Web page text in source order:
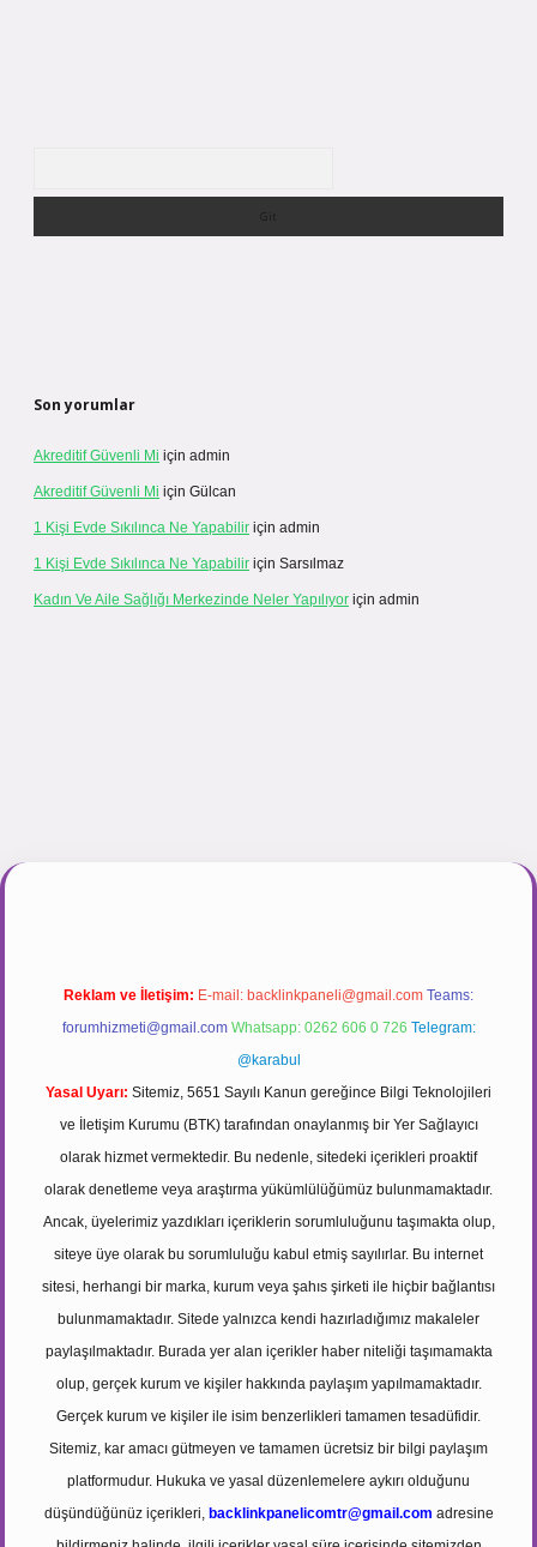
Son yorumlar
Akreditif Güvenli Mi için admin
Akreditif Güvenli Mi için Gülcan
1 Kişi Evde Sıkılınca Ne Yapabilir için admin
1 Kişi Evde Sıkılınca Ne Yapabilir için Sarsılmaz
Kadın Ve Aile Sağlığı Merkezinde Neler Yapılıyor için admin
Reklam ve İletişim: E-mail: backlinkpaneli@gmail.com Teams:
forumhizmeti@gmail.com Whatsapp: 0262 606 0 726 Telegram:
@karabul
Yasal Uyarı: Sitemiz, 5651 Sayılı Kanun gereğince Bilgi Teknolojileri
ve İletişim Kurumu (BTK) tarafından onaylanmış bir Yer Sağlayıcı
olarak hizmet vermektedir. Bu nedenle, sitedeki içerikleri proaktif
olarak denetleme veya araştırma yükümlülüğümüz bulunmamaktadır.
Ancak, üyelerimiz yazdıkları içeriklerin sorumluluğunu taşımakta olup,
siteye üye olarak bu sorumluluğu kabul etmiş sayılırlar. Bu internet
sitesi, herhangi bir marka, kurum veya şahıs şirketi ile hiçbir bağlantısı
bulunmamaktadır. Sitede yalnızca kendi hazırladığımız makaleler
paylaşılmaktadır. Burada yer alan içerikler haber niteliği taşımamakta
olup, gerçek kurum ve kişiler hakkında paylaşım yapılmamaktadır.
Gerçek kurum ve kişiler ile isim benzerlikleri tamamen tesadüfidir.
Sitemiz, kar amacı gütmeyen ve tamamen ücretsiz bir bilgi paylaşım
platformudur. Hukuka ve yasal düzenlemelere aykırı olduğunu
düşündüğünüz içerikleri, backlinkpanelicomtr@gmail.com adresine